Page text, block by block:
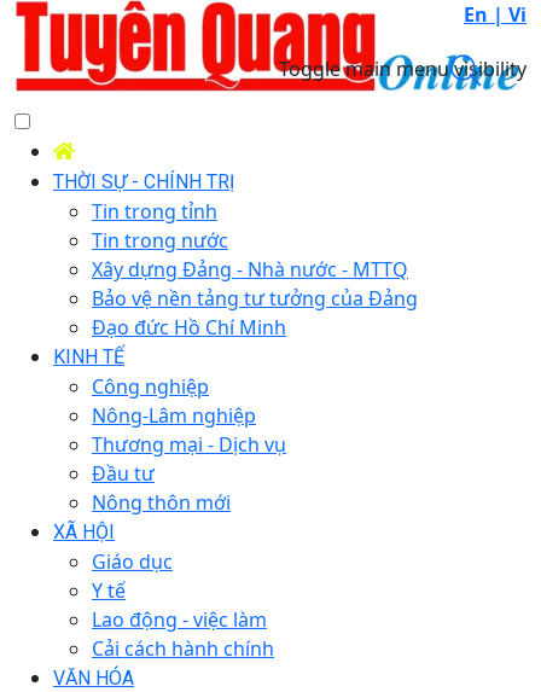
En | Vi
Toggle main menu visibility
THỜI SỰ - CHÍNH TRỊ
Tin trong tỉnh
Tin trong nước
Xây dựng Đảng - Nhà nước - MTTQ
Bảo vệ nền tảng tư tưởng của Đảng
Đạo đức Hồ Chí Minh
KINH TẾ
Công nghiệp
Nông-Lâm nghiệp
Thương mại - Dịch vụ
Đầu tư
Nông thôn mới
XÃ HỘI
Giáo dục
Y tế
Lao động - việc làm
Cải cách hành chính
VĂN HÓA